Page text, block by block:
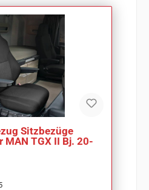
Sitzbezüge
MAN TGX II Bj. 20-